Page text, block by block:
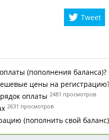
Tweet
(пополнения баланса)?
цены на
оплаты 2481 просмотров
2631 просмотров
(пополнить свой